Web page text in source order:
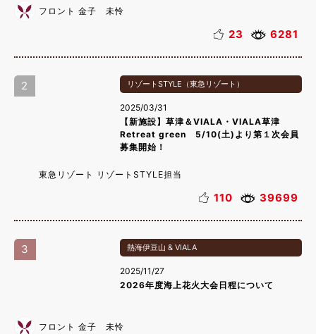
フロント 金子 未怜
23 6281
2 リゾートSTYLE（東急リゾート）
2025/03/31
【新施設】草津＆VIALA・VIALA草津
Retreat green 5/10(土)より第１次会員
募集開始！
東急リゾート リゾートSTYLE担当
110 39699
3 熱海伊豆山 & VIALA
2025/11/27
2026年度海上花火大会日程について
フロント 金子 未怜